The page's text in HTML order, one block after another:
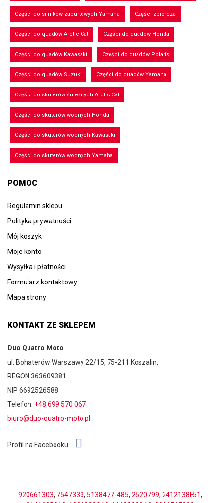
Części do silników zaburtowych Yamaha Części zbiorcza
Części do quadów Arctic Cat Części do quadów Honda
Części do quadów Kawasaki Części do quadów Polaris
Części do quadów Suzuki Części do quadów Yamaha
Części do skuterów śnieżnych Arctic Cat
Części do skuterów wodnych Honda
Części do skuterów wodnych Kawasaki
Części do skuterów wodnych Yamaha
POMOC
Regulamin sklepu
Polityka prywatności
Mój koszyk
Moje konto
Wysyłka i płatności
Formularz kontaktowy
Mapa strony
KONTAKT ZE SKLEPEM
Duo Quatro Moto
ul. Bohaterów Warszawy 22/15, 75-211 Koszalin,
REGON 363609381
NIP 6692526588
Telefon: +48 699 570 067
biuro@duo-quatro-moto.pl
Profil na Facebooku
920661303, 7547333, 5138477-485, 2520799, 2412138F51,